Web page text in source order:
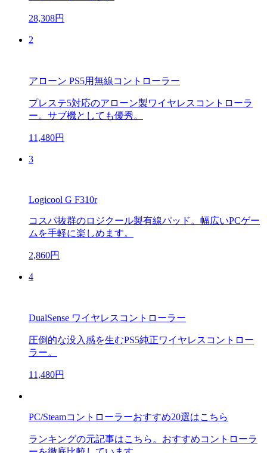
28,308円
2
アローン PS5用無線コントローラー
プレステ5対応のアローン製ワイヤレスコントローラ
ー。サブ機としても優秀。
11,480円
3
Logicool G F310r
コスパ抜群のロジクール製有線パッド。幅広いPCゲー
ムを手軽に楽しめます。
2,860円
4
DualSense ワイヤレスコントローラー
圧倒的な没入感を生むPS5純正ワイヤレスコントロー
ラー。
11,480円
PC/Steamコントローラーおすすめ20選はこちら
ランキングの元記事はこちら。おすすめコントローラ